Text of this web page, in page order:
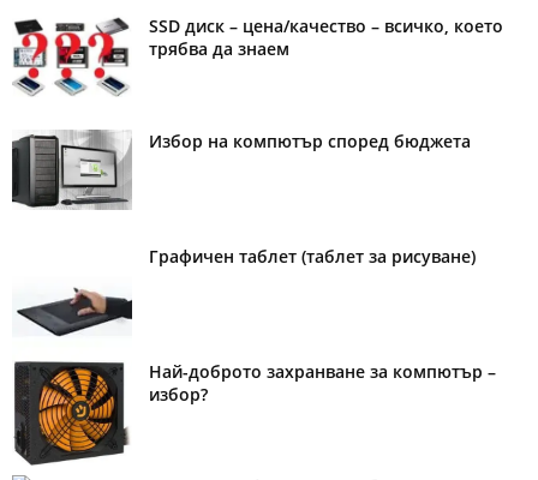
SSD диск – цена/качество – всичко, което
трябва да знаем
Избор на компютър според бюджета
Графичен таблет (таблет за рисуване)
Най-доброто захранване за компютър –
избор?